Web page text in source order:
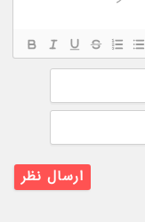
نام
ایمیل